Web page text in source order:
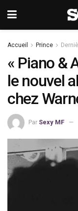
Accueil Prince
« Piano &
le nouvel
chez
Par Sexy MF